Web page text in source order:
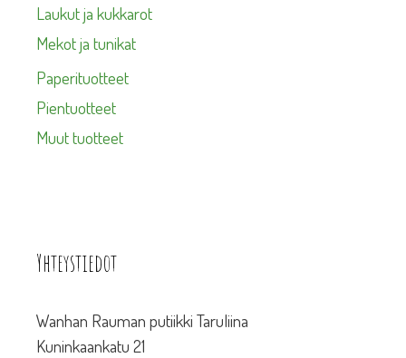
Laukut ja kukkarot
Mekot ja tunikat
Paperituotteet
Pientuotteet
Muut tuotteet
Yhteystiedot
Wanhan Rauman putiikki Taruliina
Kuninkaankatu 21